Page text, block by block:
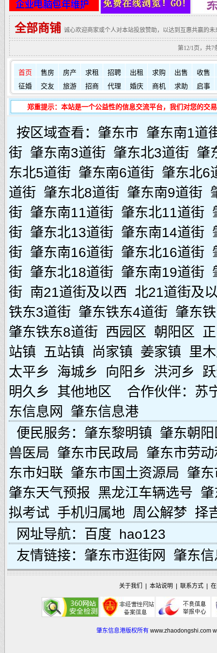
全部商铺 诚心欢迎商家或个人对本站投放赞助，以达到互惠共赢的未
第12/1页，共7
首页 售房 房产 求租 招聘 出租 求购 出售
收售
征婚
交友 旅游 招商 代理 婚庆 商机 求助 启事
郑重提示：本站是一个公益性的信息交流平台，我们对您的交
按区域查看： 肇东市 肇东南1道
街 肇东南3道街 肇东北3道街 肇
东北5道街 肇东南6道街 肇东北6
道街 肇东北8道街 肇东南9道街
街 肇东南11道街 肇东北11道街
街 肇东北13道街 肇东南14道街
街 肇东南16道街 肇东北16道街
街 肇东北18道街 肇东南19道街
街 南21道街及以西 北21道街及
铁东3道街 肇东铁东4道街 肇东
肇东铁东8道街 西园区 朝阳区
站镇
五站镇 尚家镇 姜家镇
里
太平乡
海城乡 向阳乡 洪河乡
明久乡
其他地区 合作伙伴： 苏
东信息网
肇东信息港
便民服务： 肇东黎明镇 肇东朝
兽医局 肇东市民政局 肇东市劳
东市妇联 肇东市国土资源局 肇
肇东天气预报 黑龙江车辆选号
拟考试 手机归属地 周公解梦 择
网址导航： 百度 hao123
友情链接： 肇东市逛街网 肇东
关于我们 本站说明 联系方式|
肇东信息港版权所有 www.zhaodongshi.com